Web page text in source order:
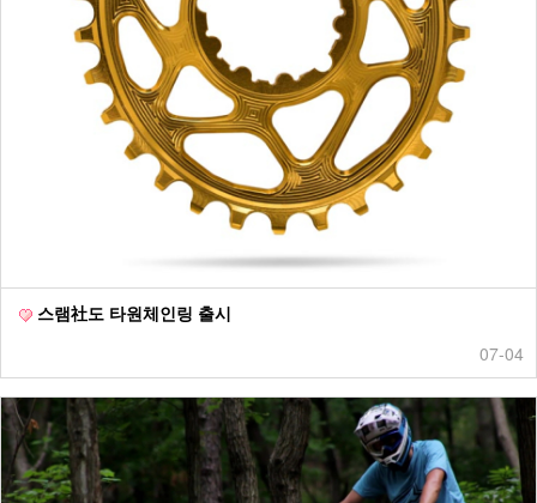
스램社도 타원체인링 출시
07-04